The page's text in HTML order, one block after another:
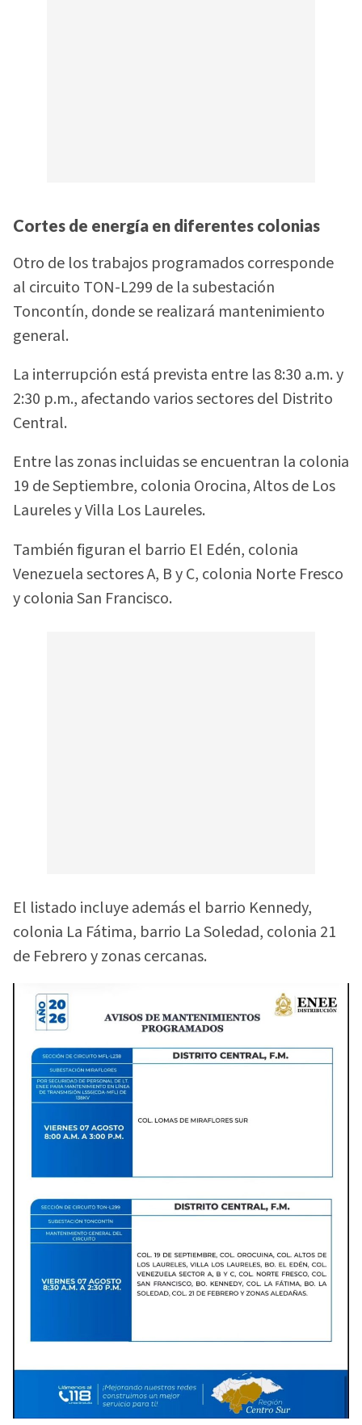
Cortes de energía en diferentes colonias
Otro de los trabajos programados corresponde
al circuito TON-L299 de la subestación
Toncontín, donde se realizará mantenimiento
general.
La interrupción está prevista entre las 8:30 a.m. y
2:30 p.m., afectando varios sectores del Distrito
Central.
Entre las zonas incluidas se encuentran la colonia
19 de Septiembre, colonia Orocina, Altos de Los
Laureles y Villa Los Laureles.
También figuran el barrio El Edén, colonia
Venezuela sectores A, B y C, colonia Norte Fresco
y colonia San Francisco.
El listado incluye además el barrio Kennedy,
colonia La Fátima, barrio La Soledad, colonia 21
de Febrero y zonas cercanas.